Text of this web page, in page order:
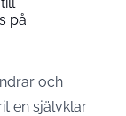
på
och
en självklar